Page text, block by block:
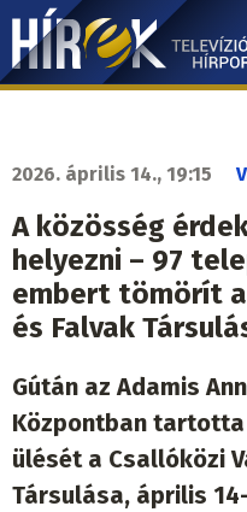
Ugrás
tartalomra
Hírek.sk
navigáció
2026. április 14., 19:15
A közösség
helyezni – 97
embert tömörít
és Falvak
Gútán az Adamis
Központban
ülését a Csallóközi
Társulása, április